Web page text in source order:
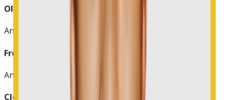
Oliver Jeff Christian Maekom, B.Sc., S.Pd.
Anggota
Fredinand Kansil, S.Pd.
Anggota
Clerie M. N. Repi, S.Si, M.Pd.